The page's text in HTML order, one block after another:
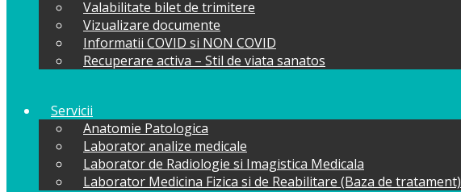
Valabilitate bilet de trimitere
Vizualizare documente
Informatii COVID si NON COVID
Recuperare activa – Stil de viata sanatos
Servicii
Anatomie Patologica
Laborator analize medicale
Laborator de Radiologie si Imagistica Medicala
Laborator Medicina Fizica si de Reabilitare (Baza de tratament)